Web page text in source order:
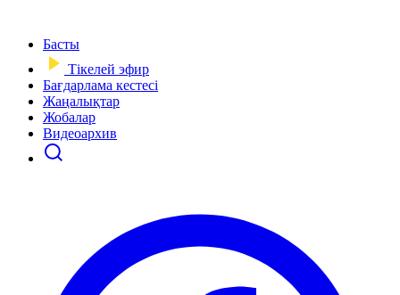
Басты
Тікелей эфир
Бағдарлама кестесі
Жаңалықтар
Жобалар
Видеоархив